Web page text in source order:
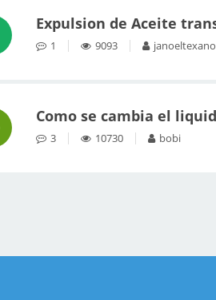
Expulsion de Aceite
1 9093 janoeltexano
Como se cambia el
3 10730 bobi